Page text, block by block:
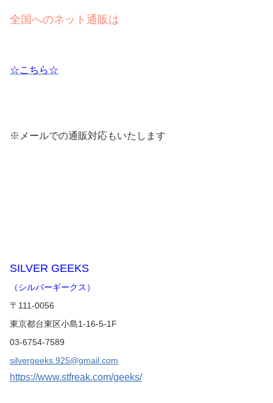
全国へのネット通販は
☆こちら☆
※メールでの通販対応もいたします
SILVER GEEKS
（シルバーギークス）
〒111-0056
東京都台東区小島1-16-5-1F
03-6754-7589
silvergeeks.925@gmail.com
https://www.stfreak.com/geeks/